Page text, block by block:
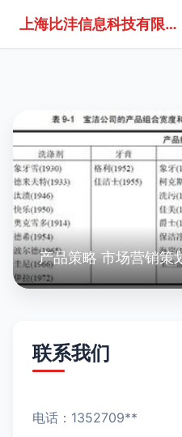
上海比沣信息科技有限公司
产品策略 市场营销策
联系我们
电话：1352709**